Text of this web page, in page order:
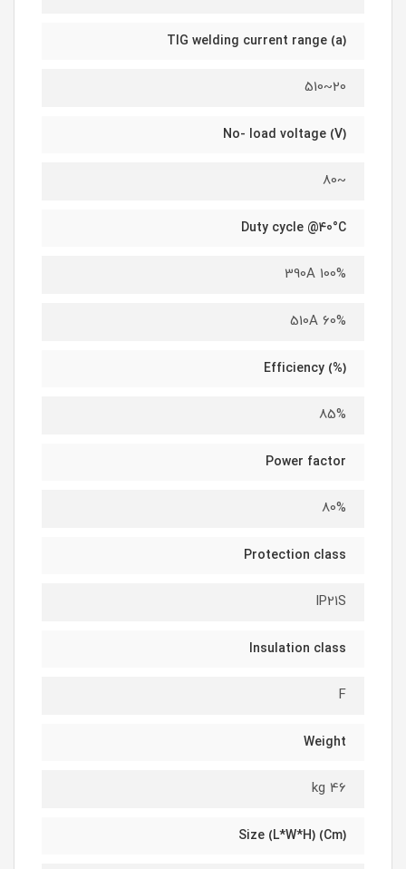
TIG welding current range (a)
20~510
No- load voltage (V)
~80
Duty cycle @40°C
390A 100%
510A 60%
(%) Efficiency
85%
Power factor
80%
Protection class
IP21S
Insulation class
F
Weight
46 kg
(Cm) Size (L*W*H)